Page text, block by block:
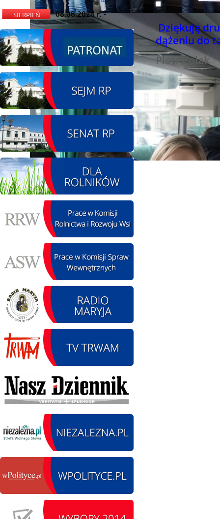
SIERPIEŃ
08
08.08.2026 r. -
Dożynki i
SIERPIEŃ
08
08.08.2026 r. - Piknik
integracyjny. Krępa
60 u Sołtysa
SIERPIEŃ
09
09.08.2026 r. -
Jubileusz OSP. Żerniki
czytaj więcej
SIERPIEŃ
11
11.08.2026 r. -
Popisanie unowy z
firmą Boenig. Łódź
czytaj więcej
SIERPIEŃ
12
Oddanie drogi.
czytaj więcej
13
Pojazdów
zabytkowych. Wieluń
Ożarów
czytaj więcej
14.08.2026 r. - Dzień
Dziękuję
dążeniu do
Piotr Polak